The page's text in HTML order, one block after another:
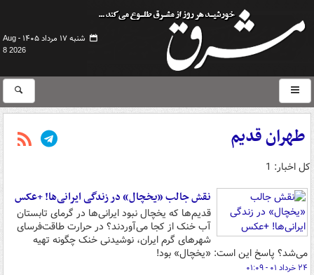
شنبه ۱۷ مرداد ۱۴۰۵ -
Aug
8 2026
طهران قدیم
کل اخبار: 1
نقش جالب «یخچال» در زندگی ایرانی‌ها! +عکس
قدیم‌ها که یخچال نبود ایرانی‌ها در گرمای تابستان
آب خنک از کجا می‌آوردند؟ در حرارت طاقت‌فرسای
شهرهای گرم ایران، نوشیدنی خنک چگونه تهیه
می‌شد؟ پاسخ این است: «یخچال» بود!
۲۴ خرداد ۰۱ - ۰۱:۰۹